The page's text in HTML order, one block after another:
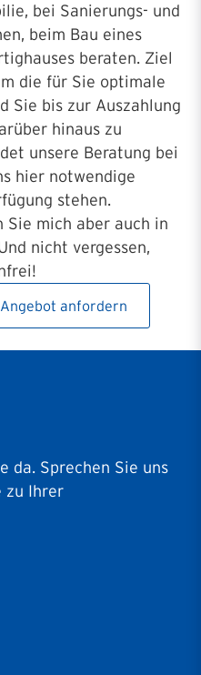
bei Sanierungs- und
beim Bau eines
beraten. Ziel
die für Sie optimale
Sie bis zur Auszahlung
hinaus zu
unsere Beratung bei
hier notwendige
stehen.
Sie mich aber auch in
nicht vergessen,
Angebot anfordern
da. Sprechen Sie uns
zu Ihrer